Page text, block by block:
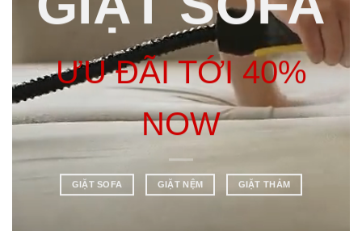
ƯU ĐÃI TỚI 40%
NOW
GIẶT SOFA GIẶT NỆM GIẶT THẢM